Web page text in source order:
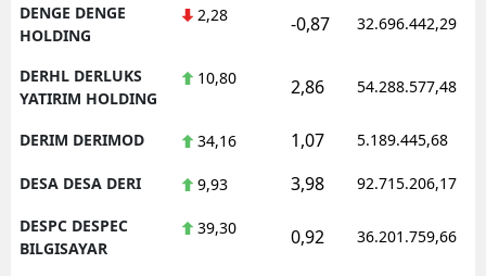
DENGE DENGE
HOLDING
2,28 -0,87 32.696.442,29
DERHL DERLUKS
YATIRIM HOLDING
10,80 2,86 54.288.577,48
DERIM DERIMOD 34,16 1,07 5.189.445,68
DESA DESA DERI 9,93 3,98 92.715.206,17
DESPC DESPEC
BILGISAYAR
39,30 0,92 36.201.759,66